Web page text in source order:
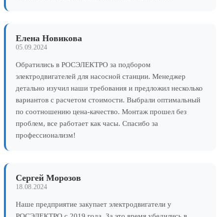
Елена Новикова
05.09.2024
Обратились в РОСЭЛЕКТРО за подбором
электродвигателей для насосной станции. Менеджер
детально изучил наши требования и предложил несколько
вариантов с расчетом стоимости. Выбрали оптимальный
по соотношению цена-качество. Монтаж прошел без
проблем, все работает как часы. Спасибо за
профессионализм!
Сергей Морозов
18.08.2024
Наше предприятие закупает электродвигатели у